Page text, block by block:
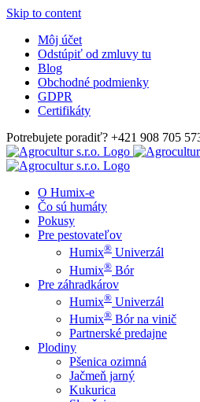
Skip to content
Môj účet
Odstúpiť od zmluvy tu
Blog
Obchodné podmienky
GDPR
Certifikáty
Potrebujete poradiť? +421 908 705
O Humix-e
Čo sú humáty
Pokusy
Pre pestovateľov
Humix® Univerzál
Humix® Bór
Pre záhradkárov
Humix® Univerzál
Humix® Bór na vinič
Partnerské predajne
Plodiny
Pšenica ozimná
Jačmeň jarný
Kukurica